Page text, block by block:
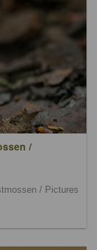
/
/ Pictures